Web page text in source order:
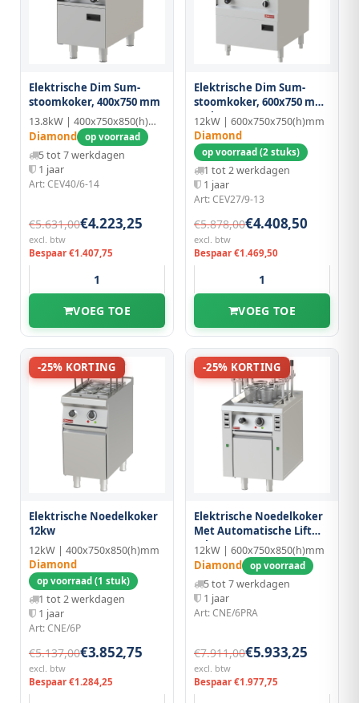
Elektrische Dim Sum-
stoomkoker, 400x750 mm
13.8kW | 400x750x850(h)mm
Diamond op voorraad
5 tot 7 werkdagen
1 jaar
Art: CEV40/6-14
€5.631,00€4.223,25
excl. btw
Bespaar €1.407,75
VOEG TOE
Elektrische Dim Sum-
stoomkoker, 600x750 mm
- 12kw
12kW | 600x750x750(h)mm
Diamond
op voorraad (2 stuks)
1 tot 2 werkdagen
1 jaar
Art: CEV27/9-13
€5.878,00€4.408,50
excl. btw
Bespaar €1.469,50
VOEG TOE
-25% KORTING
Elektrische Noedelkoker
12kw
12kW | 400x750x850(h)mm
Diamond
op voorraad (1 stuk)
1 tot 2 werkdagen
1 jaar
Art: CNE/6P
€5.137,00€3.852,75
excl. btw
Bespaar €1.284,25
-25% KORTING
Elektrische Noedelkoker
Met Automatische Lift
12kw
12kW | 600x750x850(h)mm
Diamond op voorraad
5 tot 7 werkdagen
1 jaar
Art: CNE/6PRA
€7.911,00€5.933,25
excl. btw
Bespaar €1.977,75